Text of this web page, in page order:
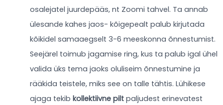
osalejatel juurdepääs, nt Zoomi tahvel. Ta annab
ülesande kahes jaos- kõigepealt palub kirjutada
kõikidel samaaegselt 3-6 meeskonna õnnestumist.
Seejärel toimub jagamise ring, kus ta palub igal ühel
valida üks tema jaoks oluliseim õnnestumine ja
rääkida teistele, miks see on talle tähtis. Lühikese
ajaga tekib kollektiivne pilt paljudest erinevatest